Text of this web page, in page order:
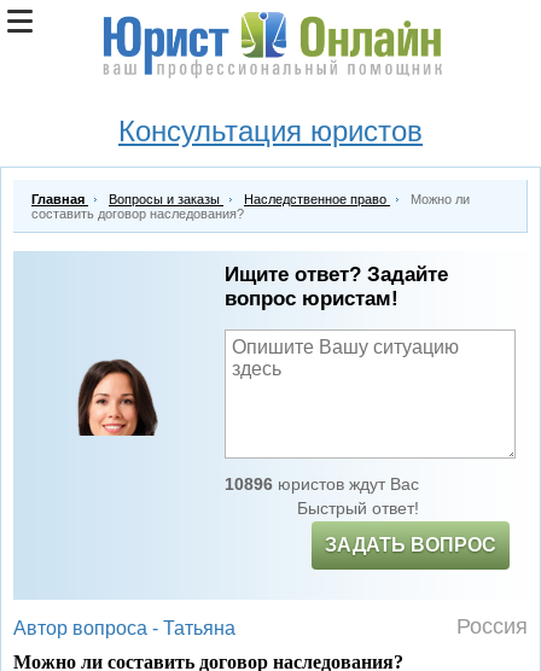
Консультация юристов
Главная Вопросы и заказы Наследственное право
Можно ли
составить договор наследования?
Ищите ответ? Задайте
вопрос юристам!
10896юристов ждут Вас
Быстрый ответ!
ЗАДАТЬ ВОПРОС
Автор вопроса - Татьяна Россия
Можно ли составить договор наследования?